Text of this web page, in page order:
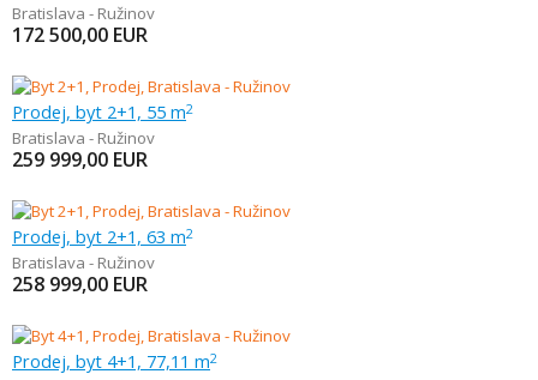
Bratislava - Ružinov
172 500,00 EUR
Prodej, byt 2+1, 55 m2
Bratislava - Ružinov
259 999,00 EUR
Prodej, byt 2+1, 63 m2
Bratislava - Ružinov
258 999,00 EUR
Prodej, byt 4+1, 77,11 m2